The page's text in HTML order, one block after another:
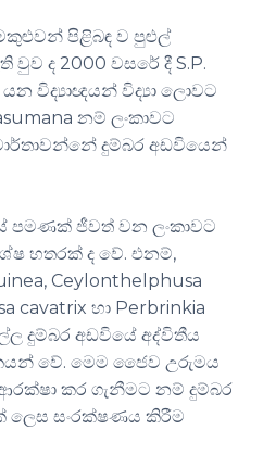
පිළිබඳ ව පුළුල්
ද 2000 වසරේ දී S.P.
විද්‍යාඥයන් විද්‍යා ලොවට
නම් ලංකාවට
දුම්බර අඩවියෙන්
පමණක් ජීවත් වන ලංකාවට
හතරක් ද වේ. එනම්,
Ceylonthelphusa
cavatrix හා Perbrinkia
දුම්බර අඩවියේ අද්විතීය
වේ. මෙම ජෛව උරුමය
කර ගැනීමට නම් දුම්බර
ලෙස සංරක්ෂණය කිරීම